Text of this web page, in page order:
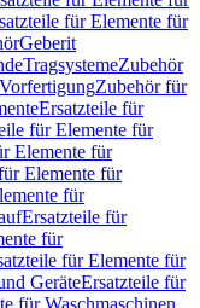
für Elemente für
Geberit
TragsystemeZubehör
Zubehör für
Ersatzteile für
für Elemente für
Elemente für
Elemente für
für
Ersatzteile für
für
für Elemente für
GeräteErsatzteile für
für Waschmaschinen